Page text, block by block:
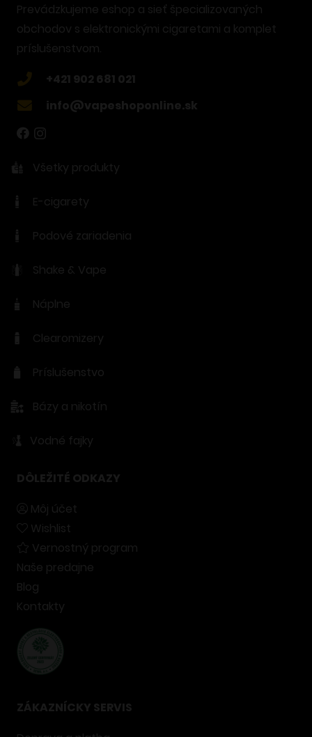
Prevádzkujeme eshop a sieť špecializovaných
obchodov s elektronickými cigaretami a komplet
príslušenstvom.
+421 902 681 021
info@vapeshoponline.sk
Všetky produkty
E-cigarety
Podové zariadenia
Shake & Vape
Náplne
Clearomizery
Príslušenstvo
Bázy a nikotín
Vodné fajky
DÔLEŽITÉ ODKAZY
Môj účet
Wishlist
Vernostný program
Naše predajne
Blog
Kontakty
ZÁKAZNÍCKY SERVIS